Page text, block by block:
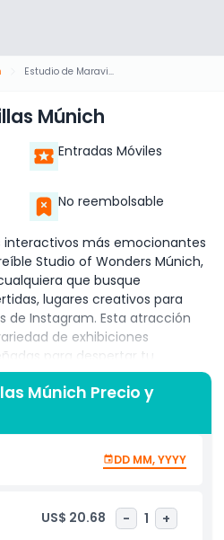
Estudio de Maravillas Múnich
Múnich
Entradas Móviles
No reembolsable
interactivos más emocionantes
Studio of Wonders Múnich,
que busque
lugares creativos para
de Instagram. Esta atracción
de exhibiciones
para despertar tu
Entra en la famosa habitación al
al estilo superhéroe similar al
todo parece volteado y la
Es un lugar ideal para
y crear recuerdos
el vibrante foso de bolas rosas,
y momentos de
moverte y bailar en la Pista de
Múnich Precio y
DD MM, YYYY
US$ 20.68 - 1 +